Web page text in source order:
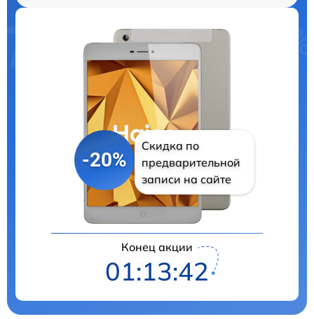
-20%
Скидка по
предварительной
записи на сайте
Конец акции
01:13:41